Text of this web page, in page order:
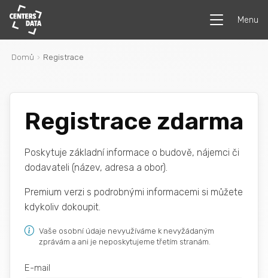
Menu
Domů Registrace
Registrace zdarma
Poskytuje základní informace o budově, nájemci či
dodavateli (název, adresa a obor).
Premium verzi s podrobnými informacemi si můžete
kdykoliv dokoupit.
Vaše osobní údaje nevyužíváme k nevyžádaným
zprávám a ani je neposkytujeme třetím stranám.
E-mail